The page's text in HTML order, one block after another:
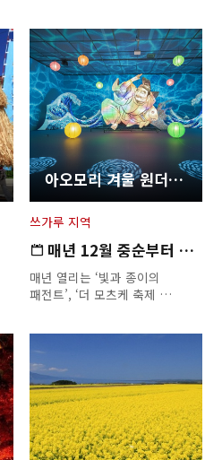
아오모리 겨울 원더랜드
쓰가루 지역
매년 12월 중순부터 약 2개월…
매년 열리는 ‘빛과 종이의
패전트’, ‘더 모츠케 축제 …